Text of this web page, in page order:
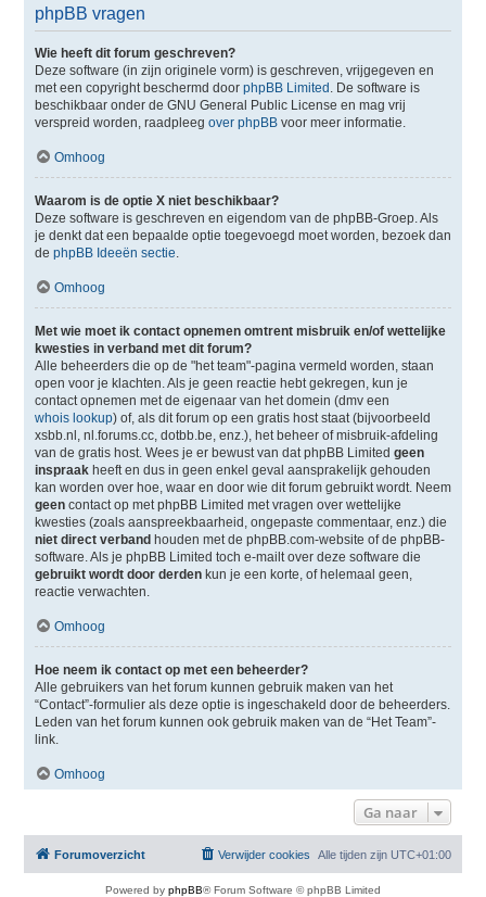
phpBB vragen
Wie heeft dit forum geschreven?
Deze software (in zijn originele vorm) is geschreven, vrijgegeven en
met een copyright beschermd door phpBB Limited . De software is
beschikbaar onder de GNU General Public License en mag vrij
verspreid worden, raadpleeg over phpBBvoor meer informatie.
Omhoog
Waarom is de optie X niet beschikbaar?
Deze software is geschreven en eigendom van de phpBB-Groep. Als
je denkt dat een bepaalde optie toegevoegd moet worden, bezoek dan
de phpBB Ideeën sectie.
Omhoog
Met wie moet ik contact opnemen omtrent misbruik en/of wettelijke
kwesties in verband met dit forum?
Alle beheerders die op de "het team"-pagina vermeld worden, staan
open voor je klachten. Als je geen reactie hebt gekregen, kun je
contact opnemen met de eigenaar van het domein (dmv een
whois lookup) of, als dit forum op een gratis host staat (bijvoorbeeld
xsbb.nl, nl.forums.cc, dotbb.be, enz.), het beheer of misbruik-afdeling
van de gratis host. Wees je er bewust van dat phpBB Limited geen
inspraakheeft en dus in geen enkel geval aansprakelijk gehouden
kan worden over hoe, waar en door wie dit forum gebruikt wordt. Neem
geencontact op met phpBB Limited met vragen over wettelijke
kwesties (zoals aanspreekbaarheid, ongepaste commentaar, enz.) die
niet direct verband houden met de phpBB.com-website of de phpBB-
software. Als je phpBB Limited toch e-mailt over deze software die
gebruikt wordt door derdenkun je een korte, of helemaal geen,
reactie verwachten.
Omhoog
Hoe neem ik contact op met een beheerder?
Alle gebruikers van het forum kunnen gebruik maken van het
“Contact”-formulier als deze optie is ingeschakeld door de beheerders.
Leden van het forum kunnen ook gebruik maken van de “Het Team”-
link.
Omhoog
Ga naar
Forumoverzicht Alle tijden zijn UTC+01:00
Verwijder cookies
Powered by phpBB® Forum Software © phpBB Limited